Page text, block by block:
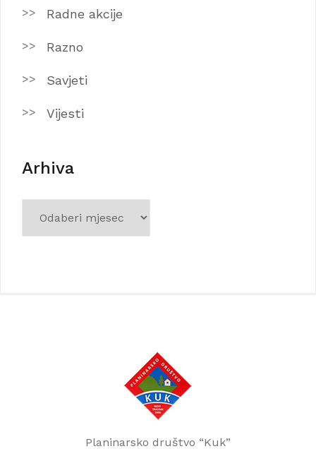
Radne akcije
Razno
Savjeti
Vijesti
Arhiva
Planinarsko društvo “Kuk”